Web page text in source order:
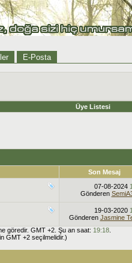
E-Posta
Üye Listesi
Son Mesaj
07-08-2024
Gönderen
19-03-2020
Gönderen Jasmine
göredir. GMT +2. Şu an saat: 19:18
GMT +2 seçilmelidir.)